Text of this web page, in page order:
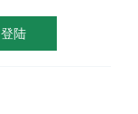
登陆